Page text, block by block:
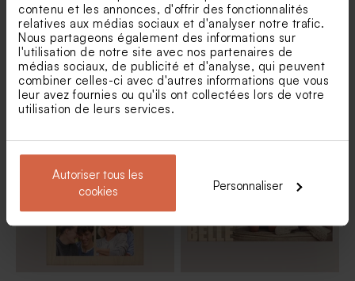
contenu et les annonces, d'offrir des fonctionnalités
relatives aux médias sociaux et d'analyser notre trafic.
Nous partageons également des informations sur
l'utilisation de notre site avec nos partenaires de
médias sociaux, de publicité et d'analyse, qui peuvent
combiner celles-ci avec d'autres informations que vous
leur avez fournies ou qu'ils ont collectées lors de votre
utilisation de leurs services.
Autoriser tous les
cookies
Personnaliser
Décoration murale en bois
photo bords ondulés
59,49
Panneau photo portrait black
and white aluminium
114,00